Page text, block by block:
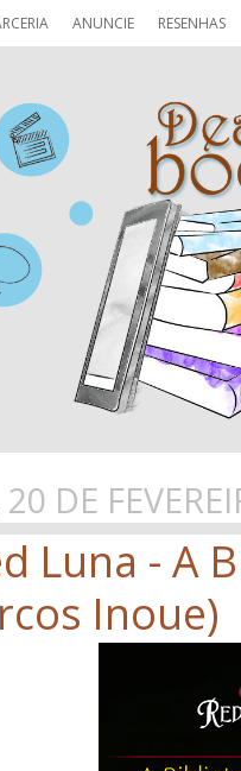
ANUNCIE RESENHAS
DE
Luna - A
Inoue)